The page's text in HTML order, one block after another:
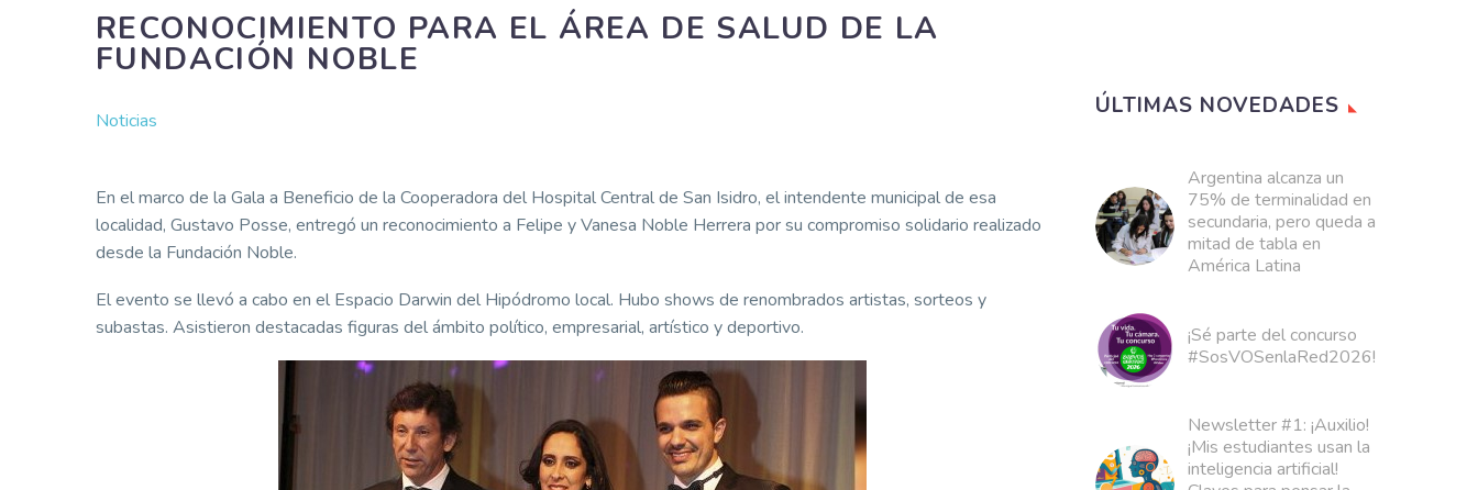
RECONOCIMIENTO PARA EL ÁREA DE SALUD DE LA
FUNDACIÓN NOBLE
Noticias
En el marco de la Gala a Beneficio de la Cooperadora del Hospital Central de San Isidro, el intendente municipal de esa
localidad, Gustavo Posse, entregó un reconocimiento a Felipe y Vanesa Noble Herrera por su compromiso solidario realizado
desde la Fundación Noble.
El evento se llevó a cabo en el Espacio Darwin del Hipódromo local. Hubo shows de renombrados artistas, sorteos y
subastas. Asistieron destacadas figuras del ámbito político, empresarial, artístico y deportivo.
ÚLTIMAS NOVEDADES
Argentina alcanza un
75% de terminalidad en
secundaria, pero queda a
mitad de tabla en
América Latina
¡Sé parte del concurso
#SosVOSenlaRed2026!
Newsletter #1: ¡Auxilio!
¡Mis estudiantes usan la
inteligencia artificial!